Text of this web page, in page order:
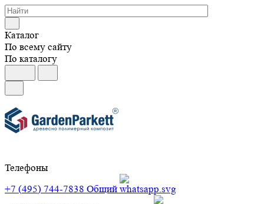
Каталог
По всему сайту
По каталогу
Телефоны
+7 (495) 744-7838 Общий